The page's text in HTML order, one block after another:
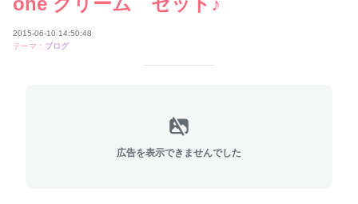
2015-06-10 14:50:48
テーマ： ブログ
広告を表示できませんでした